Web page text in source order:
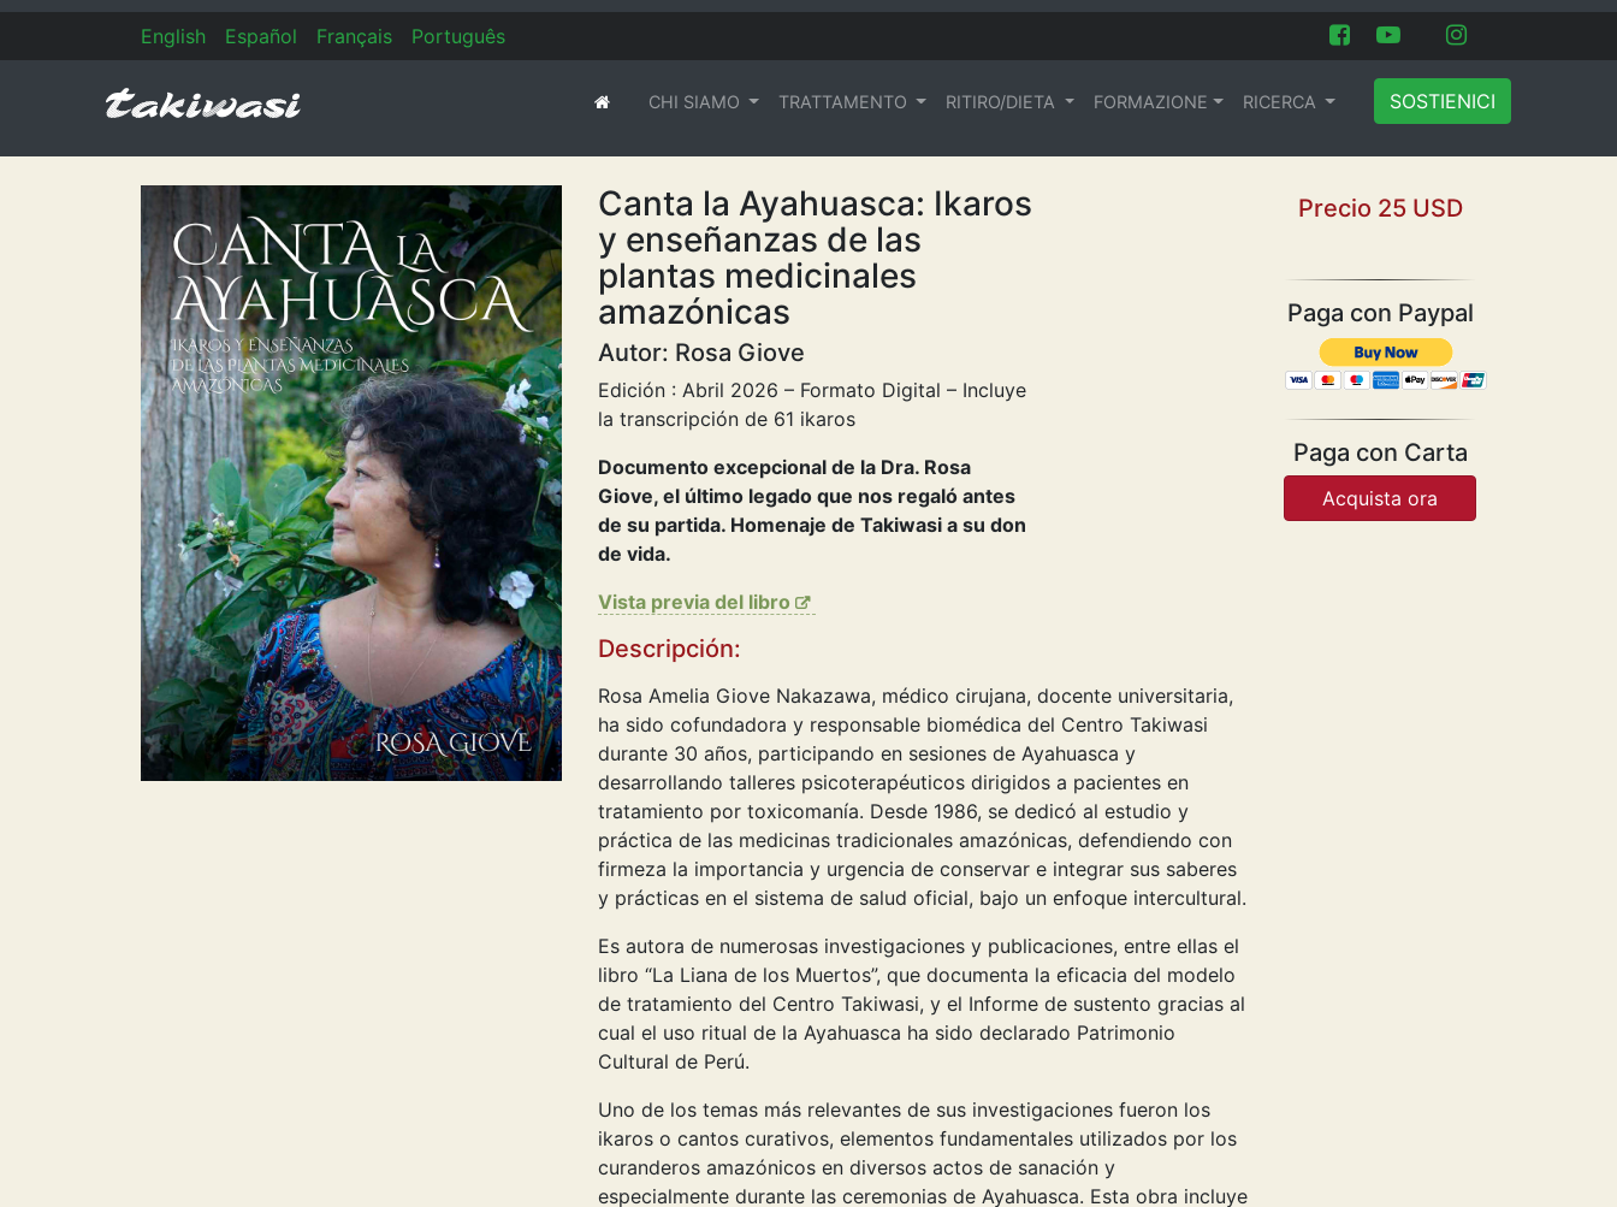
English Español Français Português
CHI SIAMO TRATTAMENTO RITIRO/DIETA FORMAZIONE RICERCA SOSTIENICI
Canta la Ayahuasca: Ikaros
y enseñanzas de las
plantas medicinales
amazónicas
Autor: Rosa Giove
Edición : Abril 2026 – Formato Digital – Incluye
la transcripción de 61 ikaros
Documento excepcional de la Dra. Rosa
Giove, el último legado que nos regaló antes
de su partida. Homenaje de Takiwasi a su don
de vida.
Vista previa del libro
Descripción:
Rosa Amelia Giove Nakazawa, médico cirujana, docente universitaria,
ha sido cofundadora y responsable biomédica del Centro Takiwasi
durante 30 años, participando en sesiones de Ayahuasca y
desarrollando talleres psicoterapéuticos dirigidos a pacientes en
tratamiento por toxicomanía. Desde 1986, se dedicó al estudio y
práctica de las medicinas tradicionales amazónicas, defendiendo con
firmeza la importancia y urgencia de conservar e integrar sus saberes
y prácticas en el sistema de salud oficial, bajo un enfoque intercultural.
Es autora de numerosas investigaciones y publicaciones, entre ellas el
libro “La Liana de los Muertos”, que documenta la eficacia del modelo
de tratamiento del Centro Takiwasi, y el Informe de sustento gracias al
cual el uso ritual de la Ayahuasca ha sido declarado Patrimonio
Cultural de Perú.
Uno de los temas más relevantes de sus investigaciones fueron los
ikaros o cantos curativos, elementos fundamentales utilizados por los
curanderos amazónicos en diversos actos de sanación y
especialmente durante las ceremonias de Ayahuasca. Esta obra incluye
Precio 25 USD
Paga con Paypal
Paga con Carta